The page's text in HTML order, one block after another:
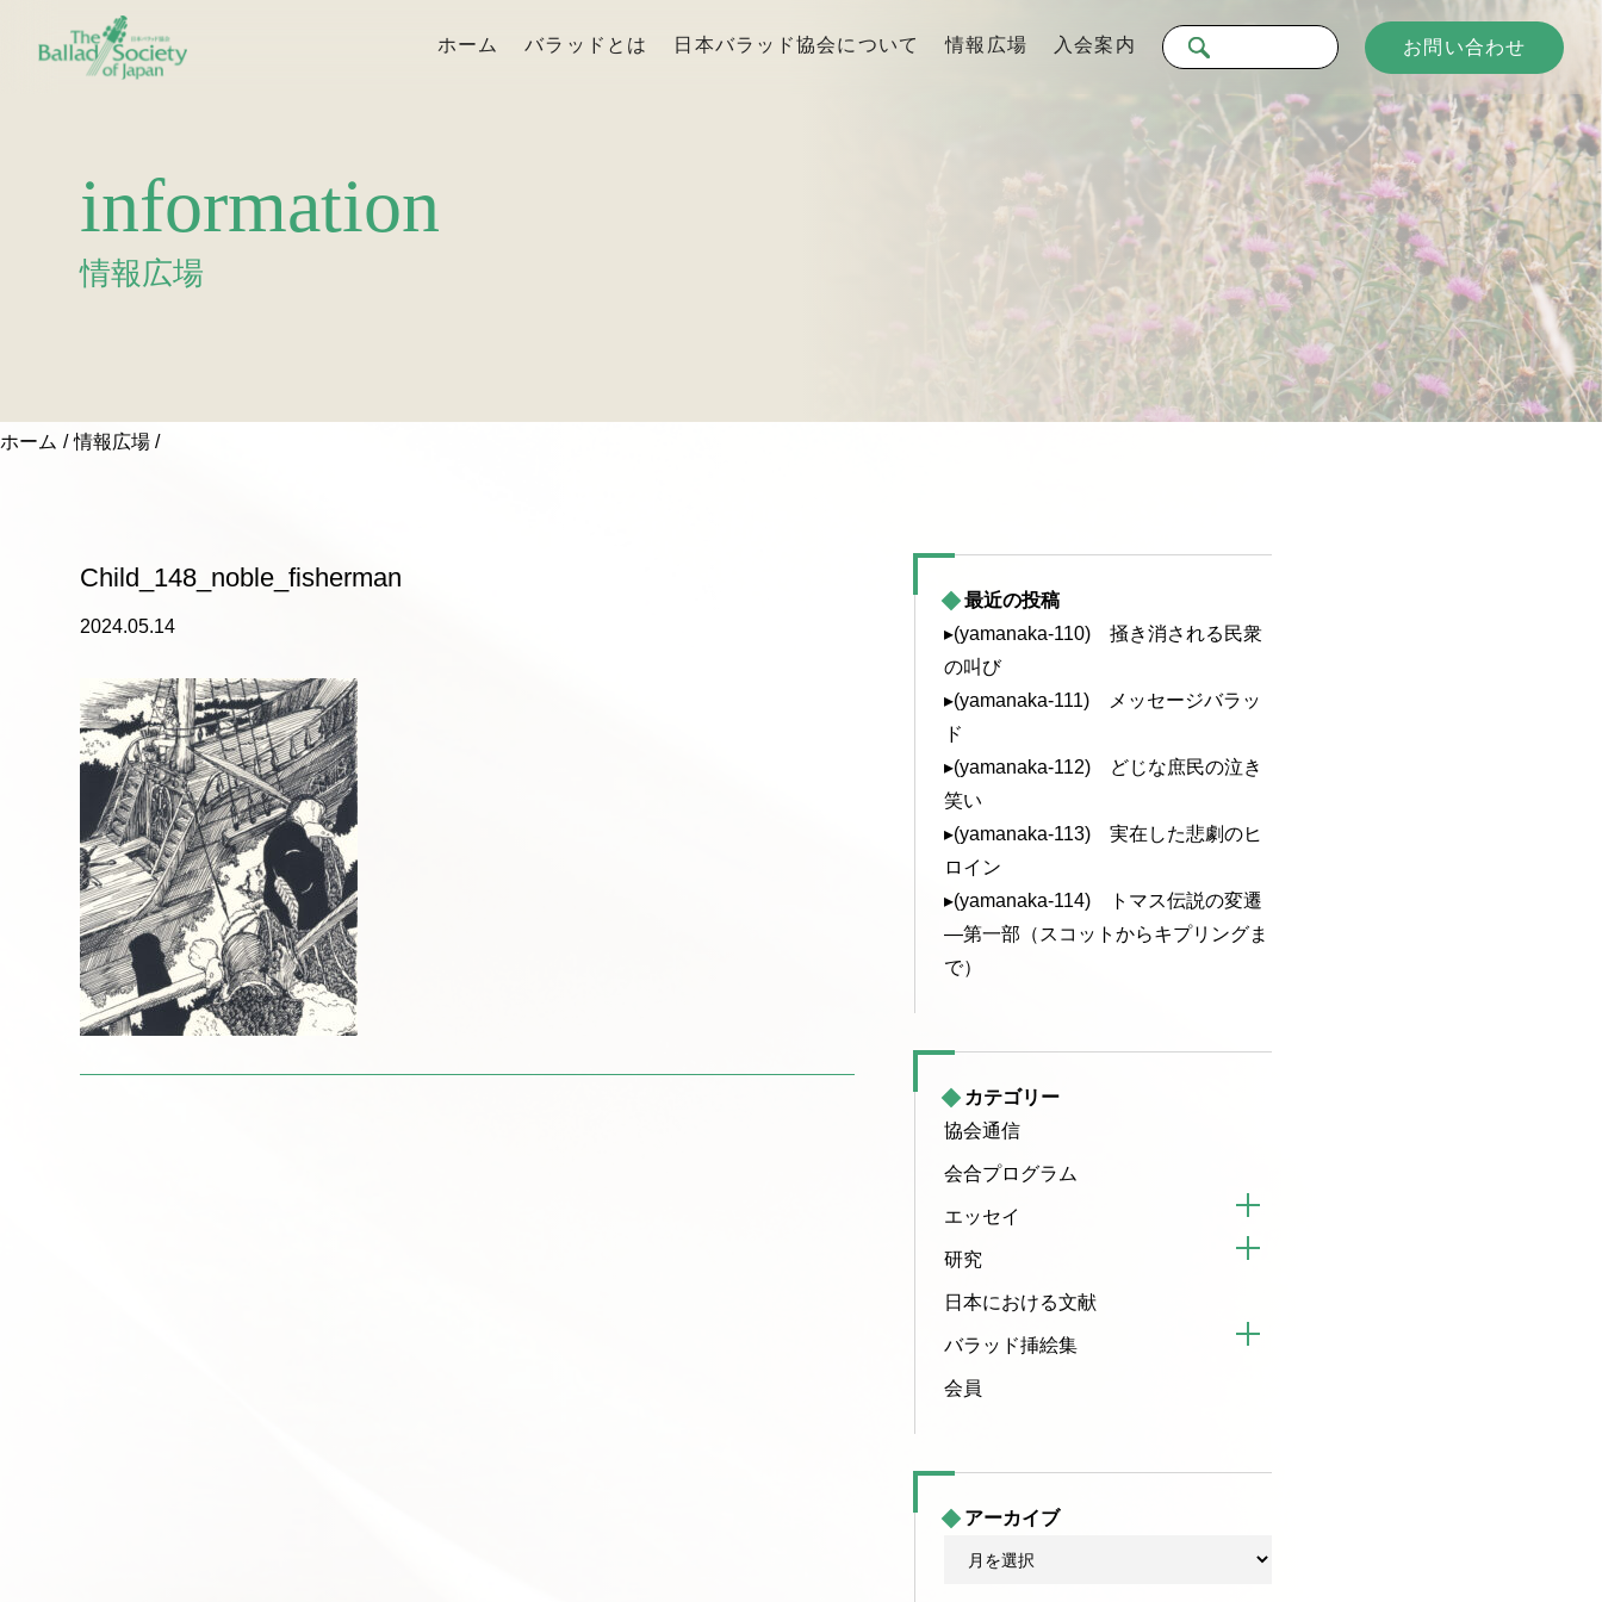
ホーム バラッドとは 日本バラッド協会について 情報広場 入会案内 お問い合わせ
information
情報広場
ホーム 情報広場
Child_148_noble_fisherman
2024.05.14
最近の投稿
▸(yamanaka-110) 掻き消される民衆
の叫び
▸(yamanaka-111) メッセージバラッ
ド
▸(yamanaka-112) どじな庶民の泣き
笑い
▸(yamanaka-113) 実在した悲劇のヒ
ロイン
▸(yamanaka-114) トマス伝説の変遷
—第一部（スコットからキプリングま
で）
カテゴリー
協会通信
会合プログラム
エッセイ
研究
日本における文献
バラッド挿絵集
会員
アーカイブ